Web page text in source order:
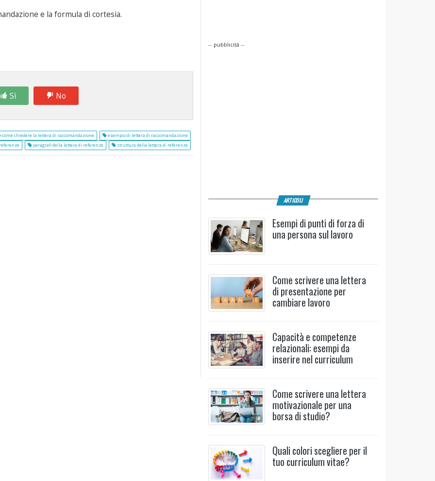
e la formula di cortesia.
Sì No
come chiedere la lettera di raccomandazione
esempio di lettera di raccomandazione
paragrafi della lettera di referenze struttura della lettera di referenze
-- pubblicità --
ARTICOLI
Esempi di punti di forza di
una persona sul lavoro
Come scrivere una lettera
di presentazione per
cambiare lavoro
Capacità e competenze
relazionali: esempi da
inserire nel curriculum
Come scrivere una lettera
motivazionale per una
borsa di studio?
Quali colori scegliere per il
tuo curriculum vitae?